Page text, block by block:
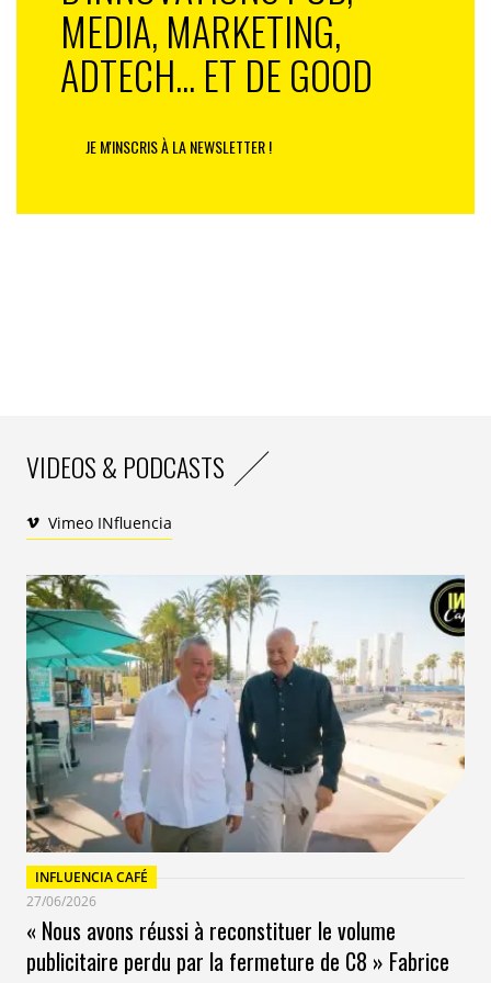
MEDIA, MARKETING,
ADTECH... ET DE GOOD
JE M'INSCRIS À LA NEWSLETTER !
VIDEOS & PODCASTS
Vimeo INfluencia
INFLUENCIA CAFÉ
27/06/2026
« Nous avons réussi à reconstituer le volume
publicitaire perdu par la fermeture de C8 » Fabrice